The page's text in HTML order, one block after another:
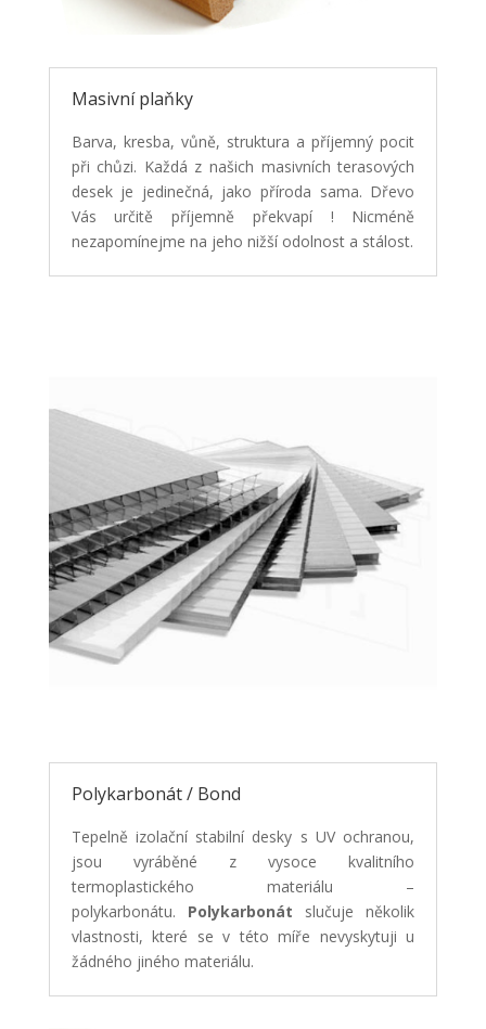
Masivní plaňky
Barva, kresba, vůně, struktura a příjemný pocit
při chůzi. Každá z našich masivních terasových
desek je jedinečná, jako příroda sama. Dřevo
Vás určitě příjemně překvapí ! Nicméně
nezapomínejme na jeho nižší odolnost a stálost.
Polykarbonát / Bond
Tepelně izolační stabilní desky s UV ochranou,
jsou vyráběné z vysoce kvalitního
termoplastického materiálu –
polykarbonátu. Polykarbonát slučuje několik
vlastnosti, které se v této míře nevyskytuji u
žádného jiného materiálu.